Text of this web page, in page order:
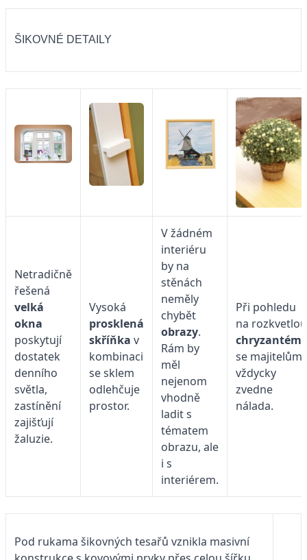
ŠIKOVNÉ DETAILY
Netradičně
řešená
velká
okna
poskytují
dostatek
denního
světla,
zastínění
zajišťují
žaluzie.
Vysoká
prosklená
skříňka v
kombinaci
se sklem
odlehčuje
prostor.
V žádném
interiéru
by na
stěnách
neměly
chybět
obrazy.
Rám by
měl
nejenom
vhodně
ladit s
tématem
obrazu, ale
i s
interiérem.
Při pohledu
na rozkvetlou
se majitelům
vždycky
zvedne
nálada.
Pod rukama šikovných tesařů vznikla masivní